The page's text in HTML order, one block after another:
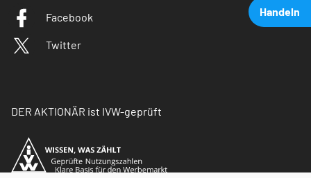
Handeln
Facebook
Twitter
DER AKTIONÄR ist IVW-geprüft